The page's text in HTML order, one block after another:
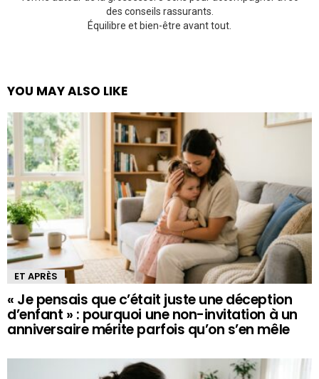
des conseils rassurants.
Équilibre et bien-être avant tout.
YOU MAY ALSO LIKE
ET APRÈS
« Je pensais que c’était juste une déception
d’enfant » : pourquoi une non-invitation à un
anniversaire mérite parfois qu’on s’en mêle